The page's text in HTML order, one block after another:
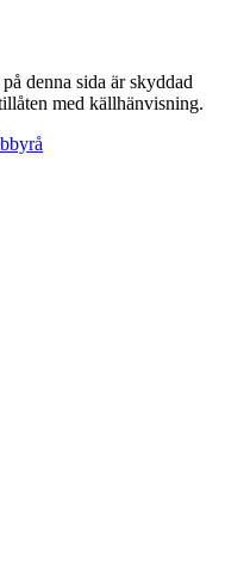
denna sida är skyddad
med källhänvisning.